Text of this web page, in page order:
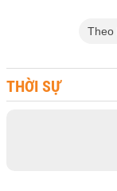
Theo
THỜI SỰ